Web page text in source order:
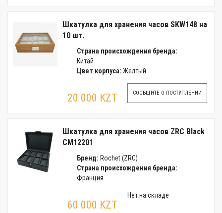
Шкатулка для хранения часов SKW148 на
10 шт.
Страна происхождения бренда:
Китай
Цвет корпуса: Желтый
20 000 KZT СООБЩИТЕ О ПОСТУПЛЕНИИ
Шкатулка для хранения часов ZRC Black
CM12201
Бренд: Rochet (ZRC)
Страна происхождения бренда:
Франция
60 000 KZT
Нет на складе